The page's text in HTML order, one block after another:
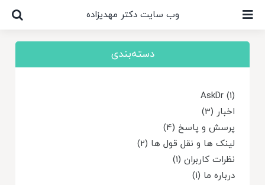
Skip
content
وب سایت دکتر مهدیزاده
دسته‌بندی
AskDr (1)
اخبار (3)
پرسش و پاسخ (4)
لینک ها و نقل قول ها (2)
نظرات کاربران (1)
درباره ما (1)